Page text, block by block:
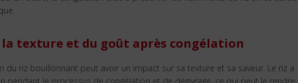
texture et du goût après congélation
riz bouillonnant peut avoir un impact sur sa texture et sa saveur. Le riz a